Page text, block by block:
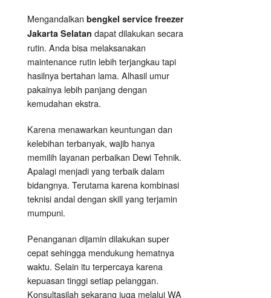
Mengandalkan bengkel service freezer
Jakarta Selatan dapat dilakukan secara
rutin. Anda bisa melaksanakan
maintenance rutin lebih terjangkau tapi
hasilnya bertahan lama. Alhasil umur
pakainya lebih panjang dengan
kemudahan ekstra.
Karena menawarkan keuntungan dan
kelebihan terbanyak, wajib hanya
memilih layanan perbaikan Dewi Tehnik.
Apalagi menjadi yang terbaik dalam
bidangnya. Terutama karena kombinasi
teknisi andal dengan skill yang terjamin
mumpuni.
Penanganan dijamin dilakukan super
cepat sehingga mendukung hematnya
waktu. Selain itu terpercaya karena
kepuasan tinggi setiap pelanggan.
Konsultasilah sekarang juga melalui WA